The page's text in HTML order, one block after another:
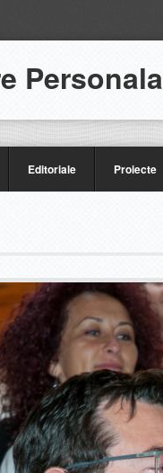
Personala
Editoriale Proiecte